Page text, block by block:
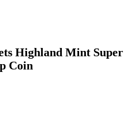
Highland Mint Super
Coin